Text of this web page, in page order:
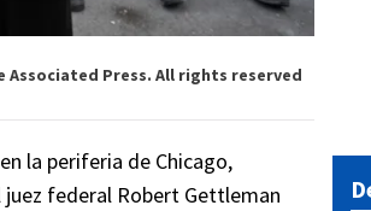
Associated Press. All rights reserved
la periferia de Chicago,
federal Robert Gettleman